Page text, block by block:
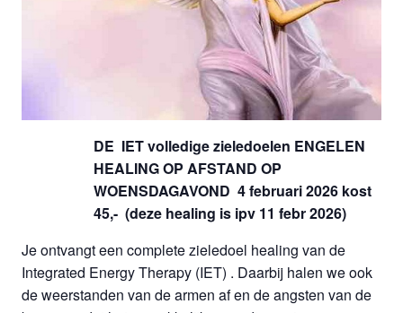
DE IET volledige zieledoelen ENGELEN
HEALING OP AFSTAND OP
WOENSDAGAVOND 4 februari 2026 kost
45,- (deze healing is ipv 11 febr 2026)
Je ontvangt een complete zieledoel healing van de
Integrated Energy Therapy (IET) . Daarbij halen we ook
de weerstanden van de armen af en de angsten van de